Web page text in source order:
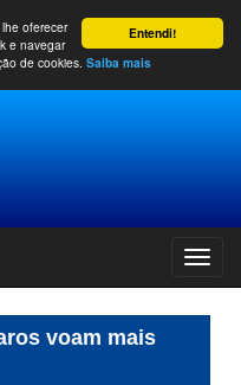
Entendi!
oferecer
e navegar
de cookies. Saiba mais
voam mais